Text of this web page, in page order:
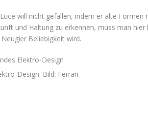
will nicht gefallen, indem er alte
und Haltung zu erkennen, muss man hier
Beliebigkeit wird.
Design. Bild: Ferrari.